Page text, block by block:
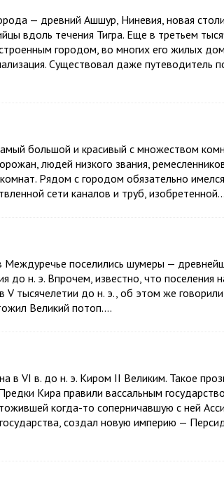
— древний Ашшур, Ниневия, новая
вдоль течения Тигра. Еще в третьем
городом, во многих его жилых
Существовал даже путеводитель
большой и красивый с множеством
людей низкого звания,
Рядом с городом обязательно
сети каналов и труб, изобретенной…
Междуречье поселились шумеры —
до н. э. Впрочем, известно, что поселения
тысячелетии до н. э., об этом же
Великий потоп….
в VI в. до н. э. Киром II Великим. Такое
Кира правили вассальным
когда-то соперничавшую с ней
создал новую империю —